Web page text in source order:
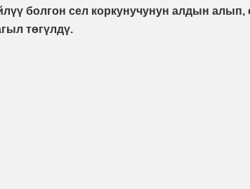
болгон сел коркунучунун алдын алып,
төгүлдү.